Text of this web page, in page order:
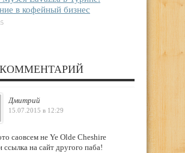
в кофейный бизнес
Дмитрий
15.07.2015 в 12:29
саовсем не Ye Olde Cheshire
ссылка на сайт другого паба!